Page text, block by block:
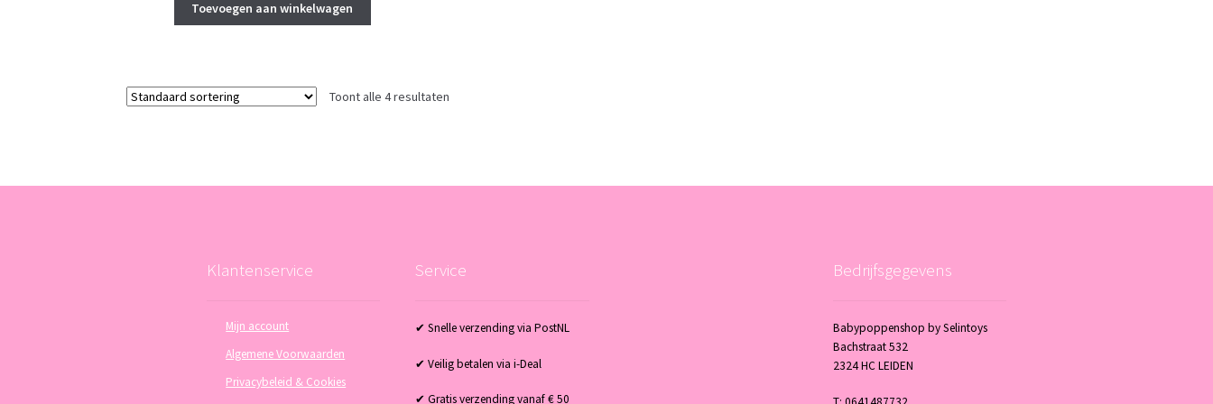
Toevoegen aan winkelwagen
Toont alle 4 resultaten
Klantenservice
Mijn account
Algemene Voorwaarden
Privacybeleid & Cookies
Service
✔ Snelle verzending via PostNL
✔ Veilig betalen via i-Deal
✔ Gratis verzending vanaf € 50
Bedrijfsgegevens
Babypoppenshop by Selintoys
Bachstraat 532
2324 HC LEIDEN